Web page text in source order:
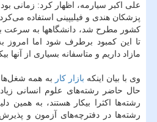
علی اكبر سیارمه، اظهار كرد: زمانی
پزشكان هندی و فیلیپینی استفاده
كشور مطرح شد، دانشگاهها به
تا این كمبود برطرف شود اما امروز
مازاد داریم و متاسفانه بسیاری از آنها
وی با بیان اینكه بازار كار به همه
حال حاضر رشته‌های علوم انسانی
رشته‌ها اكثرا بیكار هستند، به همین
رشته‌ها در دفترچه‌های آزمون و